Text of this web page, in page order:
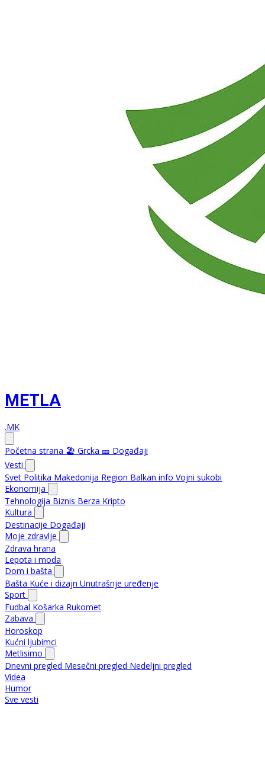
METLA
.MK
Početna strana 🏖️ Grcka 🎫 Događaji
Vesti
Svet Politika Makedonija Region Balkan info Vojni sukobi
Ekonomija
Tehnologija Biznis Berza Kripto
Kultura
Destinacije Događaji
Moje zdravlje
Zdrava hrana
Lepota i moda
Dom i bašta
Bašta Kuće i dizajn Unutrašnje uređenje
Sport
Fudbal Košarka Rukomet
Zabava
Horoskop
Kućni ljubimci
Metlisimo
Dnevni pregled Mesečni pregled Nedeljni pregled
Videa
Humor
Sve vesti